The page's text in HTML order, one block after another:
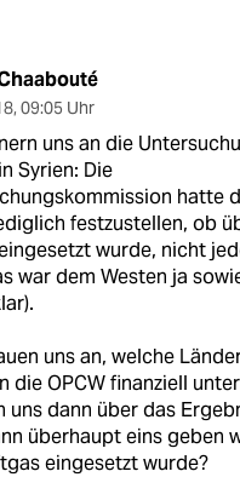
, 09:05 Uhr
uns an die
Syrien: Die
hatte
festzustellen, ob
wurde, nicht
war dem Westen ja
uns an, welche
die OPCW finanziell
uns dann über das
überhaupt eins geben
eingesetzt wurde?